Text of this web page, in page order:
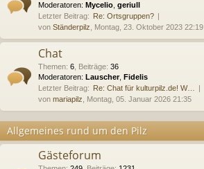
Moderatoren: Mycelio geriull
Letzter Beitrag: Re: Ortsgruppen?
von Ständerpilz , Montag, 23. Oktober 2023 22:19
Chat
Themen: 6 Beiträge: 36
Moderatoren: Lauscher, Fidelis
Letzter Beitrag: Re: Chat für kulturpilz.de! W…
von mariapilz , Montag, 05. Januar 2026 21:35
Allgemeines rund um den Pilz
Gästeforum